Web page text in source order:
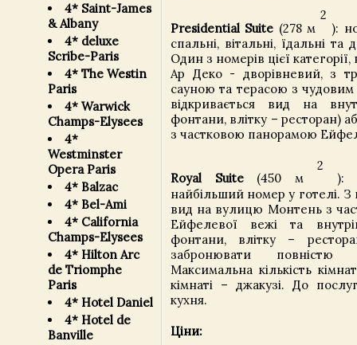
4* Saint-James
& Albany
4* deluxe
Scribe-Paris
4* The Westin
Paris
4* Warwick
Champs-Elysees
4*
Westminster
Opera Paris
4* Balzac
4* Bel-Ami
4* California
Champs-Elysees
4* Hilton Arc
de Triomphe
Paris
4* Hotel Daniel
4* Hotel de
Banville
Presidential Suite (278 м
2
):
спальні, вітальні, їдальні та
Один з номерів цієї
Ар Деко - дворівневий, з
сауною та терасою з чудовим
відкривається вид на
фонтани, влітку – ресторан)
з частковою панорамою
Royal Suite(450 м
2
):
найбільший номер у готелі. З
вид на вулицю Монтень з
Ейфелевої вежі та
фонтани, влітку –
забронювати повністю
Максимальна кількість
кімнаті – джакузі. До
кухня.
Ціни: